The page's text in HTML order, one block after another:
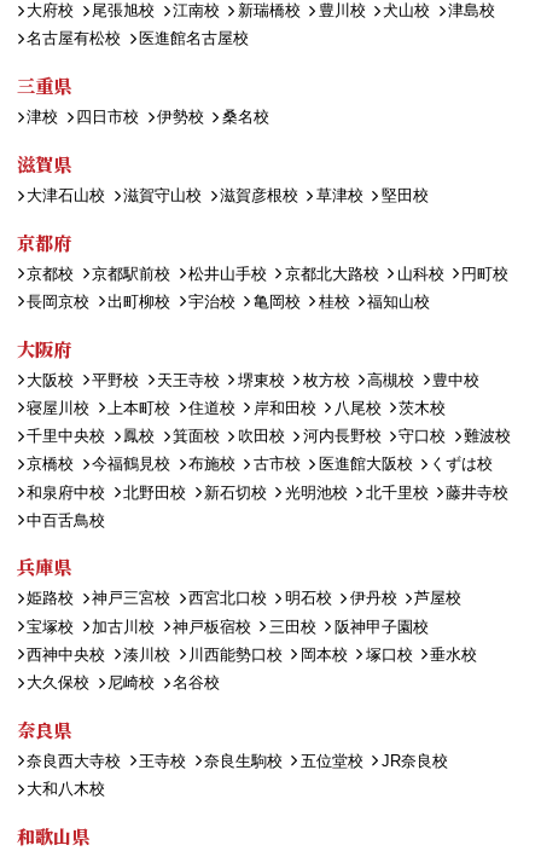
大府校
尾張旭校 江南校 新瑞橋校 豊川校 犬山校
津島校
名古屋有松校
医進館名古屋校
三重県
津校 四日市校 伊勢校 桑名校
滋賀県
大津石山校 滋賀守山校 滋賀彦根校 草津校 堅田校
京都府
京都校 京都駅前校 松井山手校 京都北大路校 山科校
円町校
長岡京校
出町柳校 宇治校 亀岡校 桂校 福知山校
大阪府
大阪校 平野校 天王寺校 堺東校 枚方校 高槻校
豊中校
寝屋川校
上本町校 住道校 岸和田校 八尾校
茨木校
千里中央校
鳳校 箕面校 吹田校 河内長野校 守口校
難波校
京橋校
今福鶴見校 布施校 古市校 医進館大阪校
くずは校
和泉府中校
北野田校 新石切校 光明池校 北千里校
藤井寺校
中百舌鳥校
兵庫県
姫路校 神戸三宮校 西宮北口校 明石校 伊丹校
芦屋校
宝塚校
加古川校 神戸板宿校 三田校
阪神甲子園校
西神中央校
湊川校 川西能勢口校 岡本校 塚口校
垂水校
大久保校
尼崎校 名谷校
奈良県
奈良西大寺校 王寺校 奈良生駒校 五位堂校
JR奈良校
大和八木校
和歌山県